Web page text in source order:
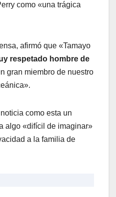
como «una trágica
afirmó que «Tamayo
respetado hombre de
gran miembro de nuestro
como esta un
algo «difícil de imaginar»
a la familia de